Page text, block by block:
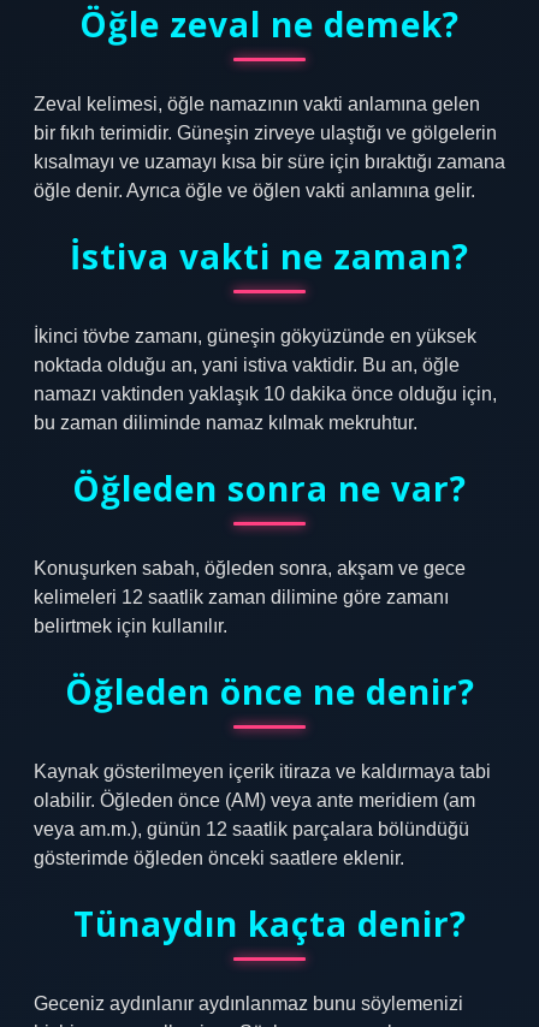
Öğle zeval ne demek?
Zeval kelimesi, öğle namazının vakti anlamına gelen
bir fıkıh terimidir. Güneşin zirveye ulaştığı ve gölgelerin
kısalmayı ve uzamayı kısa bir süre için bıraktığı zamana
öğle denir. Ayrıca öğle ve öğlen vakti anlamına gelir.
İstiva vakti ne zaman?
İkinci tövbe zamanı, güneşin gökyüzünde en yüksek
noktada olduğu an, yani istiva vaktidir. Bu an, öğle
namazı vaktinden yaklaşık 10 dakika önce olduğu için,
bu zaman diliminde namaz kılmak mekruhtur.
Öğleden sonra ne var?
Konuşurken sabah, öğleden sonra, akşam ve gece
kelimeleri 12 saatlik zaman dilimine göre zamanı
belirtmek için kullanılır.
Öğleden önce ne denir?
Kaynak gösterilmeyen içerik itiraza ve kaldırmaya tabi
olabilir. Öğleden önce (AM) veya ante meridiem (am
veya am.m.), günün 12 saatlik parçalara bölündüğü
gösterimde öğleden önceki saatlere eklenir.
Tünaydın kaçta denir?
Geceniz aydınlanır aydınlanmaz bunu söylemenizi